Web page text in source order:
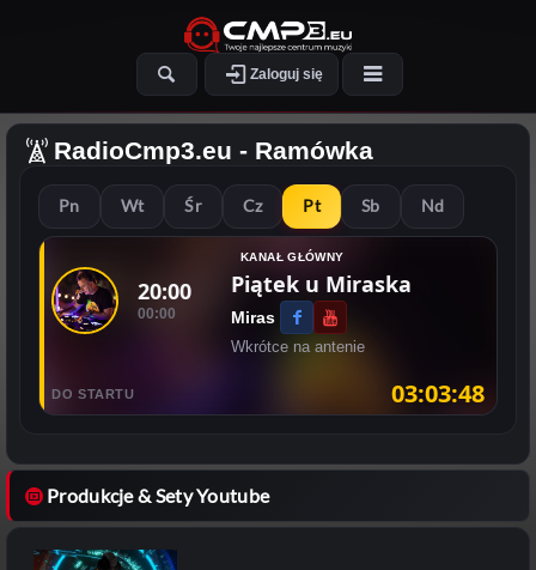
Zaloguj się
RadioCmp3.eu - Ramówka
Pn Wt Śr Cz Pt Sb Nd
20:00
00:00
KANAŁ GŁÓWNY
Piątek u Miraska
Miras
Wkrótce na antenie
DO STARTU 03:03:48
Produkcje & Sety Youtube